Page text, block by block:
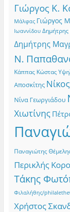
Γιώργος Κ.
Μάλφας Γιώργος
Ιωαννίδου Δημήτρης
Δημήτρης
Ν.
Κάππας Κώστας
Αποσκίτης
Νίνα Γεωργιάδου
Χιωτίνης
Παναγιώτης
Περικλής
Τάκης
Φιλαλήθης/
Χρήστος